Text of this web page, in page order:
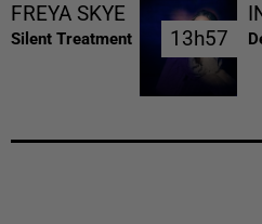
FREYA SKYE
Silent Treatment 13h57
13h57